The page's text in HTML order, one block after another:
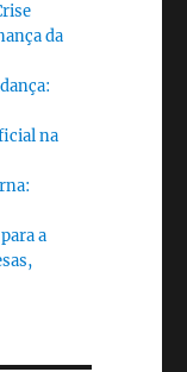
da
na
a